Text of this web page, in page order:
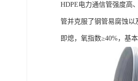
HDPE电力通信管强度高
管并克服了钢管易腐蚀以
即熄，氧指数≥40%，基